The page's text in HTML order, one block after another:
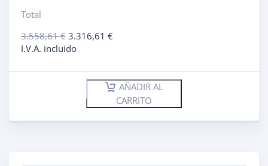
Total
3.558,61€ 3.316,61 €
I.V.A. incluido
AÑADIR AL
CARRITO